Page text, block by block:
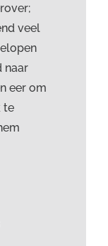
veel
naar
eer om
te